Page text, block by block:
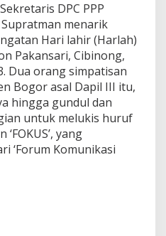
DPC PPP
menarik
Hari lahir (Harlah)
Pakansari, Cibinong,
Dua orang simpatisan
Bogor asal Dapil III itu,
hingga gundul dan
untuk melukis huruf
yang
‘Forum Komunikasi